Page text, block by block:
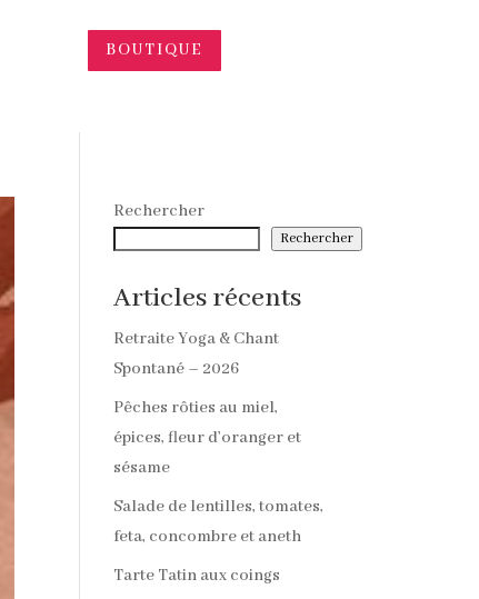
BOUTIQUE
Rechercher
Rechercher
Articles récents
Retraite Yoga & Chant
Spontané – 2026
Pêches rôties au miel,
épices, fleur d’oranger et
sésame
Salade de lentilles, tomates,
feta, concombre et aneth
Tarte Tatin aux coings